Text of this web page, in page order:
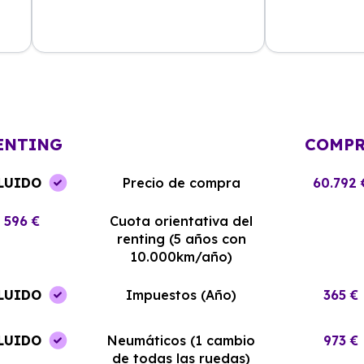
Precio de compra 60.792
596 €
Cuota orientativa del
renting (5 años con
10.000km/año)
Impuestos (Año) 365 €
Neumáticos (1 cambio
de todas las ruedas)
973 €